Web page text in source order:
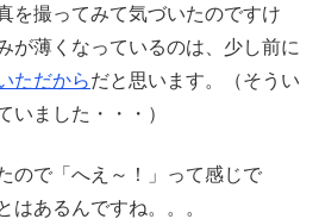
を撮ってみて気づいたのですけ
薄くなっているのは、少し前に
ただからだと思います。（そうい
いました・・・）
ので「へえ～！」って感じで
あるんですね。。。